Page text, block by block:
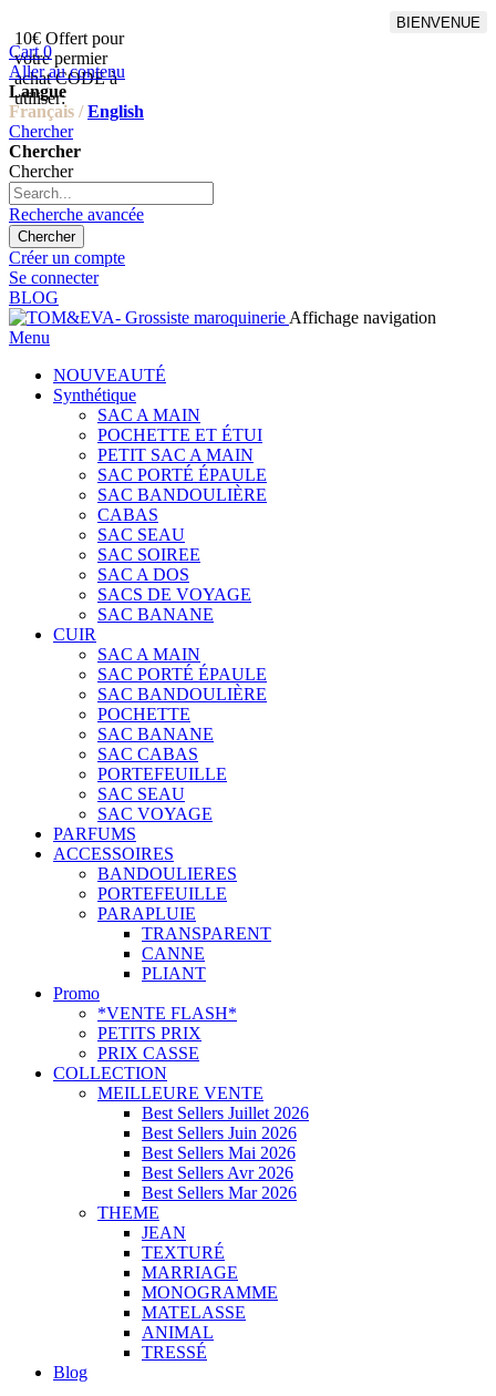
10€ Offert pour
votre permier
achat CODE à
utiliser:
BIENVENUE
Cart 0
Aller au contenu
Langue
Français / English
Chercher
Chercher
Chercher
Recherche avancée
Chercher
Créer un compte
Se connecter
BLOG
Affichage navigation
Menu
NOUVEAUTÉ
Synthétique
SAC A MAIN
POCHETTE ET ÉTUI
PETIT SAC A MAIN
SAC PORTÉ ÉPAULE
SAC BANDOULIÈRE
CABAS
SAC SEAU
SAC SOIREE
SAC A DOS
SACS DE VOYAGE
SAC BANANE
CUIR
SAC A MAIN
SAC PORTÉ ÉPAULE
SAC BANDOULIÈRE
POCHETTE
SAC BANANE
SAC CABAS
PORTEFEUILLE
SAC SEAU
SAC VOYAGE
PARFUMS
ACCESSOIRES
BANDOULIERES
PORTEFEUILLE
PARAPLUIE
TRANSPARENT
CANNE
PLIANT
Promo
*VENTE FLASH*
PETITS PRIX
PRIX CASSE
COLLECTION
MEILLEURE VENTE
Best Sellers Juillet 2026
Best Sellers Juin 2026
Best Sellers Mai 2026
Best Sellers Avr 2026
Best Sellers Mar 2026
THEME
JEAN
TEXTURÉ
MARRIAGE
MONOGRAMME
MATELASSE
ANIMAL
TRESSÉ
Blog